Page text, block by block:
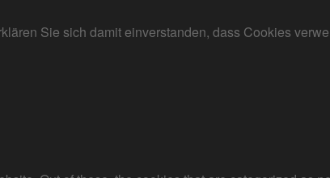
Sie sich damit einverstanden, dass Cookies